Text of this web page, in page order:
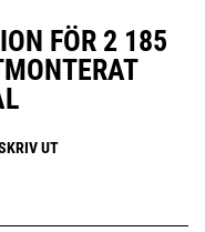
FÖR 2 185
UT